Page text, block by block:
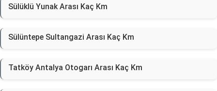
Sülüklü Yunak Arası Kaç Km
Sülüntepe Sultangazi Arası Kaç Km
Tatköy Antalya Otogarı Arası Kaç Km